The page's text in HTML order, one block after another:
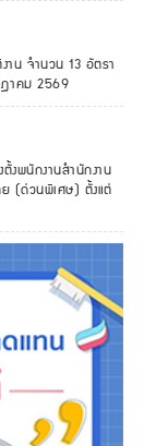
าน จำนวน 13 อัตรา
าคม 2569
งพนักงานสํานักงาน
(ด่วนพิเศษ) ตั้งแต่